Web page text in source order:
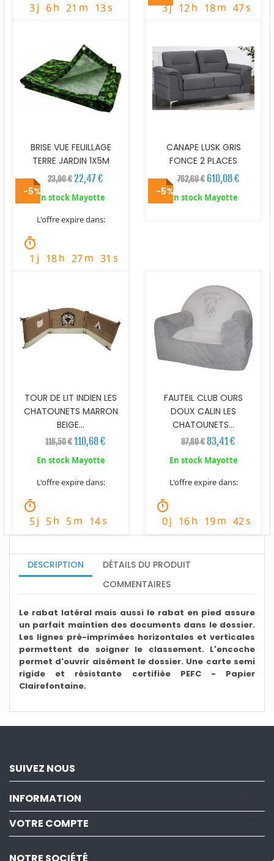
3j 6h 21 m 11s 3j 12h 18m 45s
BRISE VUE FEUILLAGE
TERRE JARDIN 1X5M
23,90 €22,47 €
En stock Mayotte
L'offre expire dans:
timer
1 j 18h 27m 29 s
CANAPE LUSK GRIS
FONCE 2 PLACES
762,60 € 610,08 €
En stock Mayotte
-5%
TOUR DE LIT INDIEN LES
CHATOUNETS MARRON
BEIGE...
116,50 €110,68 €
En stock Mayotte
L'offre expire dans:
timer
5j 5h 5m 12s
-5%
FAUTEIL CLUB OURS
DOUX CALIN LES
CHATOUNETS...
87,80 €83,41 €
En stock Mayotte
L'offre expire dans:
timer
0j 16h 19m 40s
DESCRIPTION
DÉTAILS DU PRODUIT
COMMENTAIRES
Le rabat latéral mais aussi le rabat en pied assure
un parfait maintien des documents dans le dossier.
Les lignes pré-imprimées horizontales et verticales
permettent de soigner le classement. L'encoche
permet d'ouvrir aisément le dossier. Une carte semi
rigide et résistante certifiée PEFC - Papier
Clairefontaine.
SUIVEZ NOUS
INFORMATION
VOTRE COMPTE